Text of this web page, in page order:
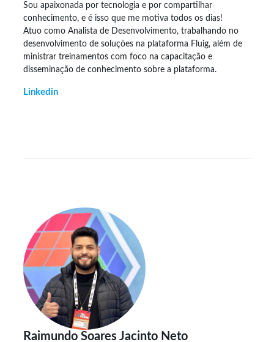
Sou apaixonada por tecnologia e por compartilhar
conhecimento, e é isso que me motiva todos os dias!
Atuo como Analista de Desenvolvimento, trabalhando no
desenvolvimento de soluções na plataforma Fluig, além de
ministrar treinamentos com foco na capacitação e
disseminação de conhecimento sobre a plataforma.
Linkedin
Raimundo Soares Jacinto Neto